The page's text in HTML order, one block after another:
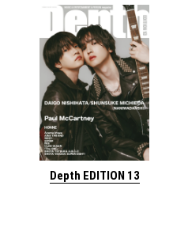
Depth EDITION 13